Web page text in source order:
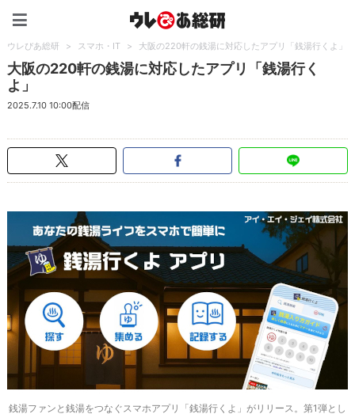
ウレぴあ総研 > スマホ・IT > 大阪の220軒の銭湯に対応したアプリ「銭湯行くよ」
大阪の220軒の銭湯に対応したアプリ「銭湯行く
よ」
2025.7.10 10:00配信
銭湯ファンと銭湯をつなぐスマホアプリ「銭湯行くよ」がリリース。第1弾とし